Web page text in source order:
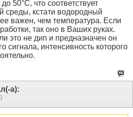
50°С, что соответствует
среды, кстати водородный
важен, чем температура. Если
так оно в Ваших руках.
это не дип и предназначен он
сигнала, интенсивность которого
а):